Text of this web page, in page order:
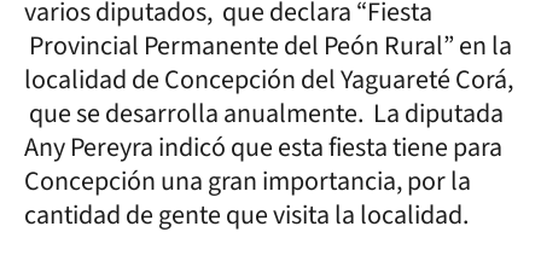
varios diputados, que declara “Fiesta
Provincial Permanente del Peón Rural” en la
localidad de Concepción del Yaguareté Corá,
que se desarrolla anualmente. La diputada
Any Pereyra indicó que esta fiesta tiene para
Concepción una gran importancia, por la
cantidad de gente que visita la localidad.